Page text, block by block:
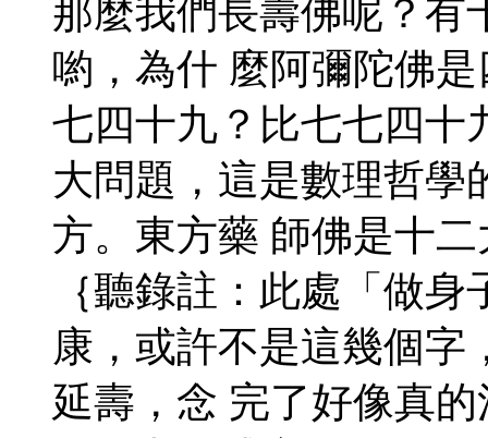
那麼我們長壽佛呢？有
喲，為什 麼阿彌陀佛
七四十九？比七七四十
大問題，這是數理哲學
方。東方藥 師佛是十
｛聽錄註：此處「做
康，或許不是這幾個字
延壽，念 完了好像真